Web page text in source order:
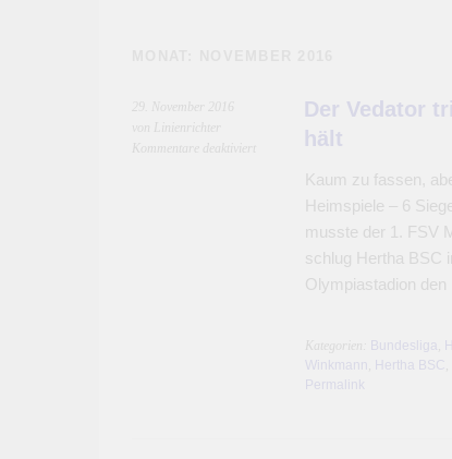
29. November 2016
von Linienrichter
Kommentare deaktiviert
Der Vedator
hält
Kaum zu fassen,
Heimspiele – 6
musste der 1. FSV
schlug Hertha BSC
Olympiastadion
Kategorien: Bundesliga
Winkmann
Hertha BSC
Permalink